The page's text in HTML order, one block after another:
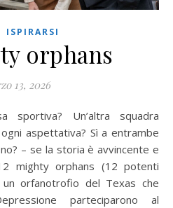
ISPIRARSI
orphans
13, 2026
aspettativa? Sì a entrambe
– se la storia è avvincente e
mighty orphans (12 potenti
orfanotrofio del Texas che
parteciparono al